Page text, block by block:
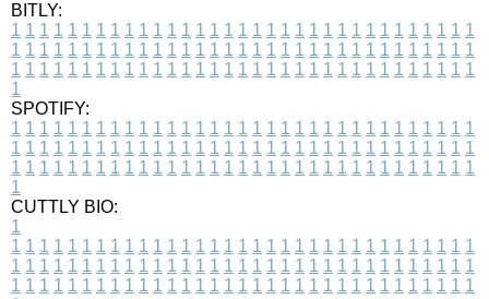
BITLY:
1 1 1 1 1 1 1 1 1 1 1 1 1 1 1 1 1 1 1 1 1 1 1 1 1 1 1 1 1 1 1 1 1
1 1 1 1 1 1 1 1 1 1 1 1 1 1 1 1 1 1 1 1 1 1 1 1 1 1 1 1 1 1 1 1 1
1 1 1 1 1 1 1 1 1 1 1 1 1 1 1 1 1 1 1 1 1 1 1 1 1 1 1 1 1 1 1 1 1
1
SPOTIFY:
1 1 1 1 1 1 1 1 1 1 1 1 1 1 1 1 1 1 1 1 1 1 1 1 1 1 1 1 1 1 1 1 1
1 1 1 1 1 1 1 1 1 1 1 1 1 1 1 1 1 1 1 1 1 1 1 1 1 1 1 1 1 1 1 1 1
1 1 1 1 1 1 1 1 1 1 1 1 1 1 1 1 1 1 1 1 1 1 1 1 1 1 1 1 1 1 1 1 1
1
CUTTLY BIO:
1
1 1 1 1 1 1 1 1 1 1 1 1 1 1 1 1 1 1 1 1 1 1 1 1 1 1 1 1 1 1 1 1 1
1 1 1 1 1 1 1 1 1 1 1 1 1 1 1 1 1 1 1 1 1 1 1 1 1 1 1 1 1 1 1 1 1
1 1 1 1 1 1 1 1 1 1 1 1 1 1 1 1 1 1 1 1 1 1 1 1 1 1 1 1 1 1 1 1 1